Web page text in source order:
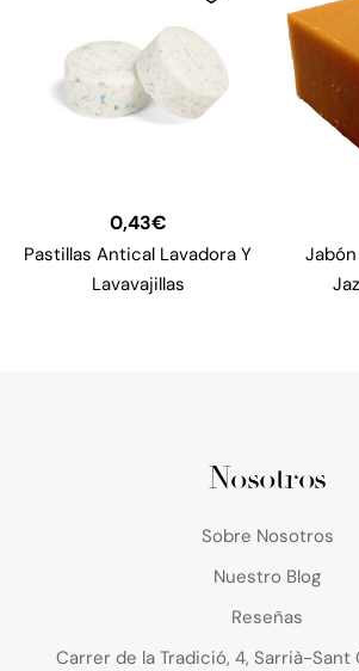
0,43€
Pastillas Antical Lavadora Y
Lavavajillas
Nosotros
Sobre Nosotros
Nuestro Blog
Reseñas
Carrer de la Tradició, 4, Sarrià-Sant